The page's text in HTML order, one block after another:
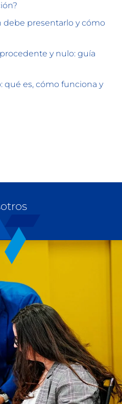
debe presentarlo y cómo
y nulo: guía
qué es, cómo funciona y